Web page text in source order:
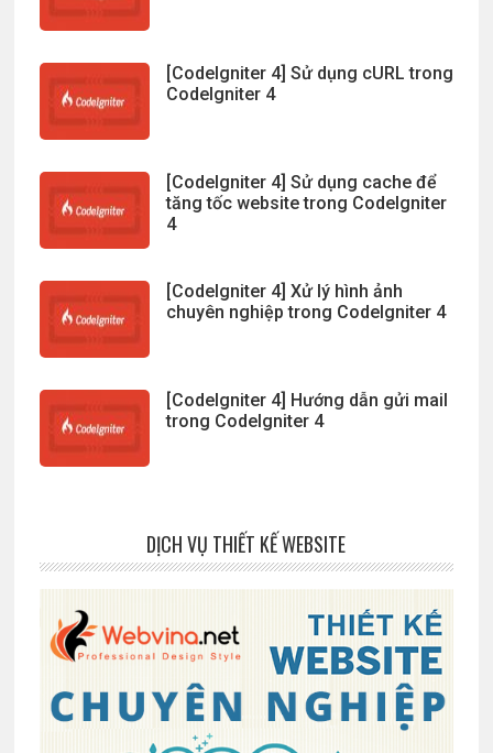
[CodeIgniter 4] Sử dụng cURL trong
CodeIgniter 4
[CodeIgniter 4] Sử dụng cache để
tăng tốc website trong CodeIgniter
4
[CodeIgniter 4] Xử lý hình ảnh
chuyên nghiệp trong CodeIgniter 4
[CodeIgniter 4] Hướng dẫn gửi mail
trong CodeIgniter 4
DỊCH VỤ THIẾT KẾ WEBSITE